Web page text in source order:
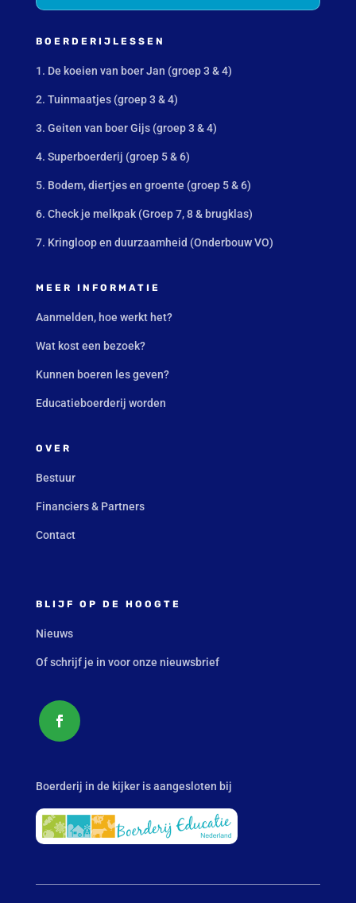
BOERDERIJLESSEN
1. De koeien van boer Jan (groep 3 & 4)
2. Tuinmaatjes (groep 3 & 4)
3. Geiten van boer Gijs (groep 3 & 4)
4. Superboerderij (groep 5 & 6)
5. Bodem, diertjes en groente (groep 5 & 6)
6. Check je melkpak (Groep 7, 8 & brugklas)
7. Kringloop en duurzaamheid (Onderbouw VO)
MEER INFORMATIE
Aanmelden, hoe werkt het?
Wat kost een bezoek?
Kunnen boeren les geven?
Educatieboerderij worden
OVER
Bestuur
Financiers & Partners
Contact
BLIJF OP DE HOOGTE
Nieuws
Of schrijf je in voor onze nieuwsbrief
Boerderij in de kijker is aangesloten bij